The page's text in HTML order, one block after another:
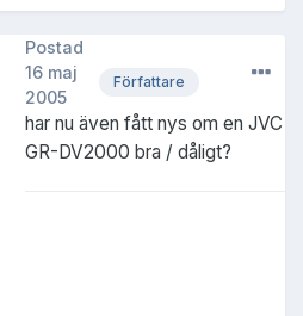
Författare
Postad
16 maj
2005
har nu även fått nys om en JVC
GR-DV2000 bra / dåligt?